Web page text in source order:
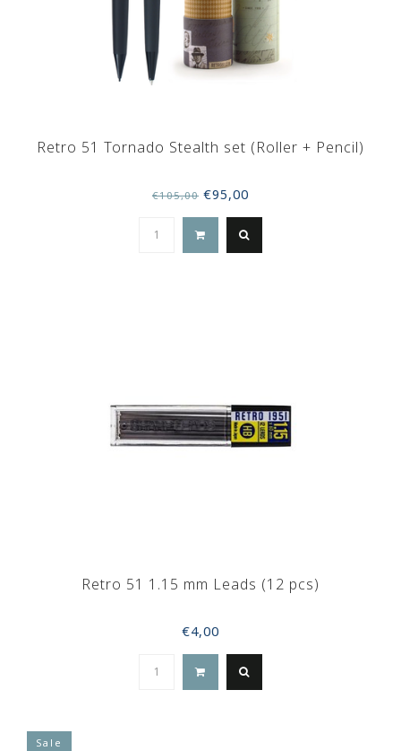
Retro 51 Tornado Stealth set (Roller + Pencil)
€105,00 €95,00
Retro 51 1.15 mm Leads (12 pcs)
€4,00
Sale